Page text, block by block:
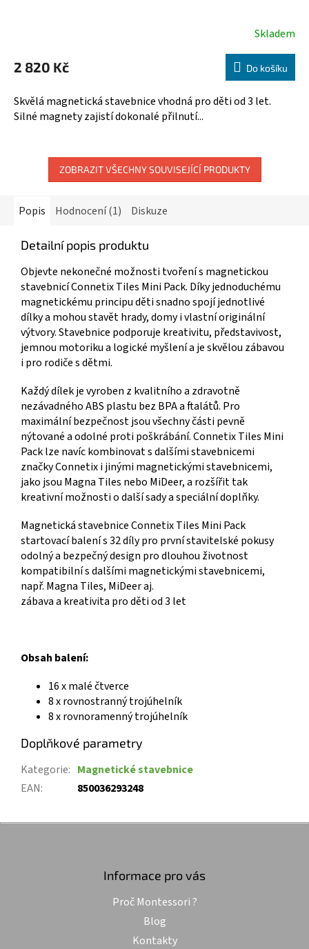
R
M
A
produktu
5,0
z
Skladem
2 820 Kč Do košíku
Skvělá magnetická stavebnice vhodná pro děti od 3 let.
Silné magnety zajistí dokonalé přilnutí...
ZOBRAZIT VŠECHNY SOUVISEJÍCÍ PRODUKTY
Popis Hodnocení (1) Diskuze
Detailní popis produktu
Objevte nekonečné možnosti tvoření s magnetickou
stavebnicí Connetix Tiles Mini Pack. Díky jednoduchému
magnetickému principu děti snadno spojí jednotlivé
dílky a mohou stavět hrady, domy i vlastní originální
výtvory. Stavebnice podporuje kreativitu, představivost,
jemnou motoriku a logické myšlení a je skvělou zábavou
i pro rodiče s dětmi.
Každý dílek je vyroben z kvalitního a zdravotně
nezávadného ABS plastu bez BPA a ftalátů. Pro
maximální bezpečnost jsou všechny části pevně
nýtované a odolné proti poškrábání. Connetix Tiles Mini
Pack lze navíc kombinovat s dalšími stavebnicemi
značky Connetix i jinými magnetickými stavebnicemi,
jako jsou Magna Tiles nebo MiDeer, a rozšířit tak
kreativní možnosti o další sady a speciální doplňky.
Magnetická stavebnice Connetix Tiles Mini Pack
startovací balení s 32 díly pro první stavitelské pokusy
odolný a bezpečný design pro dlouhou životnost
kompatibilní s dalšími magnetickými stavebnicemi,
např. Magna Tiles, MiDeer aj.
zábava a kreativita pro děti od 3 let
Obsah balení:
16 x malé čtverce
8 x rovnostranný trojúhelník
8 x rovnoramenný trojúhelník
Doplňkové parametry
Kategorie: Magnetické stavebnice
EAN: 850036293248
Z
Informace pro vás
Proč Montessori ?
Blog
Kontakty